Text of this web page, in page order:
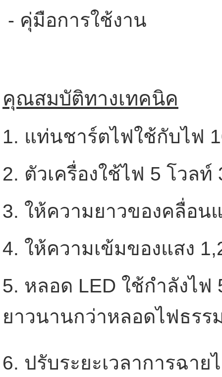
- คุ่มือการใช้งาน
คุณสมบัติทางเทคนิค
1. แท่นชาร์ตไฟใช้กับไฟ
2. ตัวเครื่องใช้ไฟ 5 โวลท์
3. ให้ความยาวของคลื่อน
4. ให้ความเข้มของแสง
5. หลอด LED ใช้กำลังไฟ
ยาวนานกว่าหลอดไฟธรร
6. ปรับระยะเวลาการฉาย